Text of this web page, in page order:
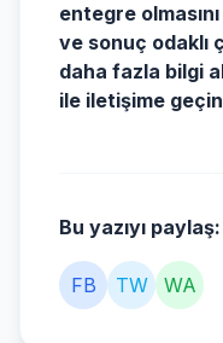
entegre
ve sonuç odaklı
daha fazla bilgi
ile iletişime
Bu yazıyı paylaş:
FB TW WA